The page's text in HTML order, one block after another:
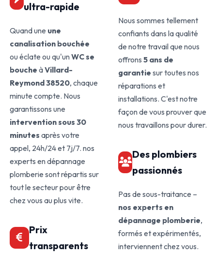
ultra-rapide
Quand une une
canalisation bouchée
ou éclate ou qu'unWC se
bouche àVillard-
Reymond 38520, chaque
minute compte. Nous
garantissons une
intervention sous 30
minutes après votre
appel, 24h/24 et 7j/7. nos
experts en dépannage
plomberie sont répartis sur
tout le secteur pour être
chez vous au plus vite.
Prix
transparents
Nous sommes tellement
confiants dans la qualité
de notre travail que nous
offrons 5 ans de
garantie sur toutes nos
réparations et
installations. C'est notre
façon de vous prouver que
nous travaillons pour durer.
Des plombiers
passionnés
Pas de sous-traitance –
nos experts en
dépannage plomberie,
formés et expérimentés,
interviennent chez vous.